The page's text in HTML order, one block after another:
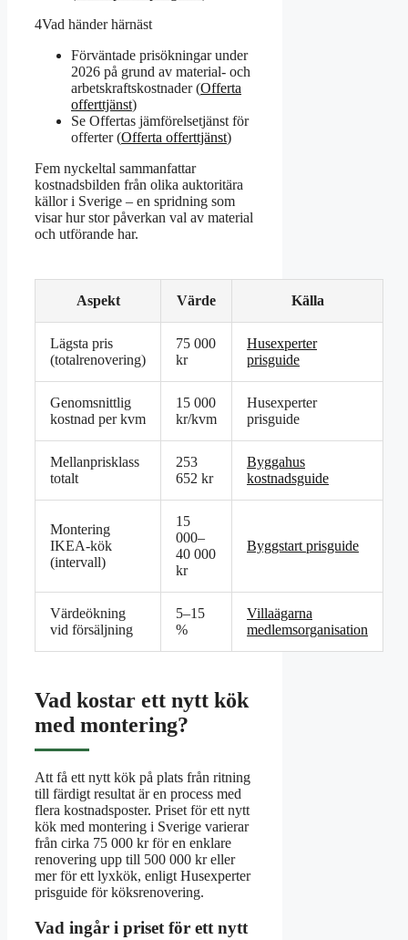
4Vad händer härnäst
Förväntade prisökningar under
2026 på grund av material- och
arbetskraftskostnader (Offerta
offerttjänst)
Se Offertas jämförelsetjänst för
offerter (Offerta offerttjänst)
Fem nyckeltal sammanfattar
kostnadsbilden från olika auktoritära
källor i Sverige – en spridning som
visar hur stor påverkan val av material
och utförande har.
Aspekt Värde Källa
Lägsta pris
(totalrenovering)
75 000
kr
Husexperter
prisguide
Genomsnittlig
kostnad per kvm
15 000
kr/kvm
Husexperter
prisguide
Mellanprisklass
totalt
253
652 kr
Byggahus
kostnadsguide
Montering
IKEA-kök
(intervall)
15
000–
40 000
kr
Byggstart prisguide
Värdeökning
vid försäljning
5–15
%
Villaägarna
medlemsorganisation
Vad kostar ett nytt kök
med montering?
Att få ett nytt kök på plats från ritning
till färdigt resultat är en process med
flera kostnadsposter. Priset för ett nytt
kök med montering i Sverige varierar
från cirka 75 000 kr för en enklare
renovering upp till 500 000 kr eller
mer för ett lyxkök, enligt Husexperter
prisguide för köksrenovering.
Vad ingår i priset för ett nytt